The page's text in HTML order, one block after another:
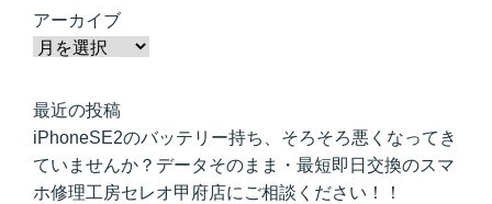
アーカイブ
最近の投稿
iPhoneSE2のバッテリー持ち、そろそろ悪くなってき
ていませんか？データそのまま・最短即日交換のスマ
ホ修理工房セレオ甲府店にご相談ください！！